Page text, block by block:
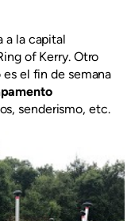
a la capital
of Kerry. Otro
el fin de semana
senderismo, etc.